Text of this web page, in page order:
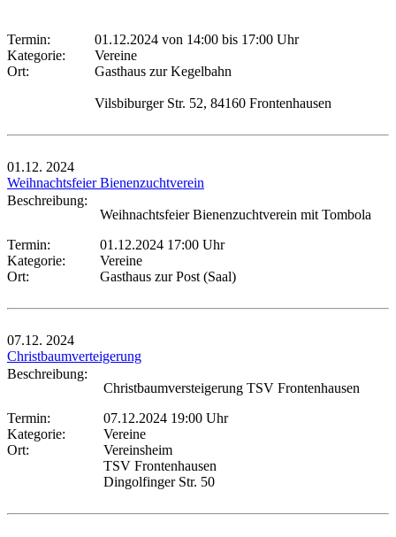
Termin: 01.12.2024 von 14:00 bis 17:00 Uhr
Kategorie:
Vereine
Ort:
Gasthaus zur Kegelbahn
Vilsbiburger Str. 52, 84160 Frontenhausen
01.12. 2024
Weihnachtsfeier Bienenzuchtverein
Beschreibung:
Weihnachtsfeier Bienenzuchtverein mit Tombola
Termin:
01.12.2024 17:00 Uhr
Kategorie:
Vereine
Ort:
Gasthaus zur Post (Saal)
07.12. 2024
Christbaumverteigerung
Beschreibung:
Christbaumversteigerung TSV Frontenhausen
Termin:
07.12.2024 19:00 Uhr
Kategorie:
Vereine
Ort:
Vereinsheim
TSV Frontenhausen
Dingolfinger Str. 50